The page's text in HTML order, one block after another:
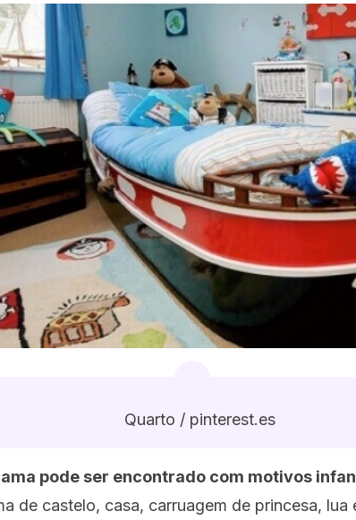
Quarto / pinterest.es
pode ser encontrado com motivos
de castelo, casa, carruagem de princesa, lua